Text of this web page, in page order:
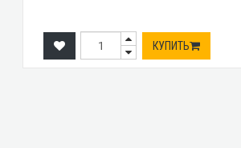
КУПИТЬ